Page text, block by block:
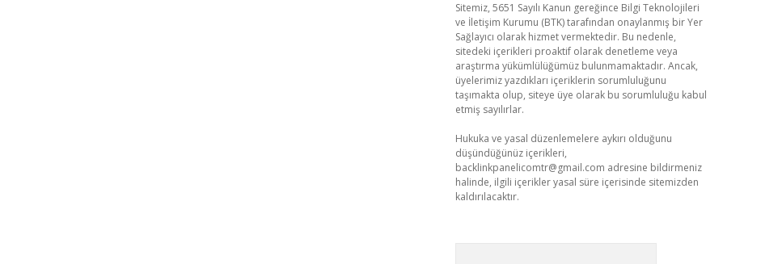
Sitemiz, 5651 Sayılı Kanun gereğince Bilgi Teknolojileri
ve İletişim Kurumu (BTK) tarafından onaylanmış bir Yer
Sağlayıcı olarak hizmet vermektedir. Bu nedenle,
sitedeki içerikleri proaktif olarak denetleme veya
araştırma yükümlülüğümüz bulunmamaktadır. Ancak,
üyelerimiz yazdıkları içeriklerin sorumluluğunu
taşımakta olup, siteye üye olarak bu sorumluluğu kabul
etmiş sayılırlar.
Hukuka ve yasal düzenlemelere aykırı olduğunu
düşündüğünüz içerikleri,
backlinkpanelicomtr@gmail.com adresine bildirmeniz
halinde, ilgili içerikler yasal süre içerisinde sitemizden
kaldırılacaktır.